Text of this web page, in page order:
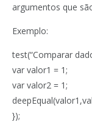
argumentos que
Exemplo:
test(“Comparar
var valor1 = 1;
var valor2 = 1;
});